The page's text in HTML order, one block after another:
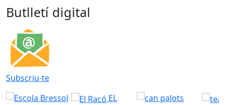
Butlletí digital
Subscriu-te
EL